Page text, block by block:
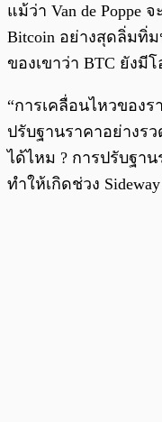
แม้ว่า Van de Poppe
Bitcoin อย่างสุดลิ่มทิ่
ของเขาว่า BTC ยังมี
“การเคลื่อนไหวของ
ปรับฐานราคาอย่างร
ได้ไหม ? การปรับฐา
ทำให้เกิดช่วง